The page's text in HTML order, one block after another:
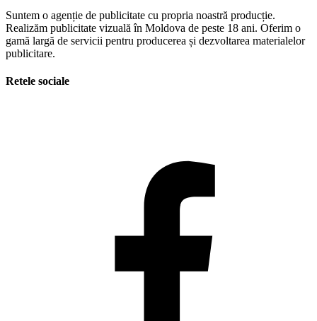
Suntem o agenție de publicitate cu propria noastră producție.
Realizăm publicitate vizuală în Moldova de peste 18 ani. Oferim o
gamă largă de servicii pentru producerea și dezvoltarea materialelor
publicitare.
Retele sociale